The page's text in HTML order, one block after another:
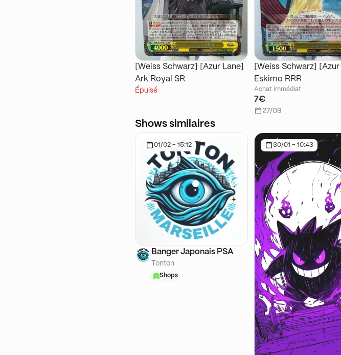
[Weiss Schwarz] [Azur Lane]
Ark Royal SR
Épuisé
[Weiss Schwarz] [Azur
Eskimo RRR
Achat immédiat
7€
27/09
Shows similaires
01/02 - 15:12
Banger Japonais PSA
Tonton
Shops
30/01 - 10:43